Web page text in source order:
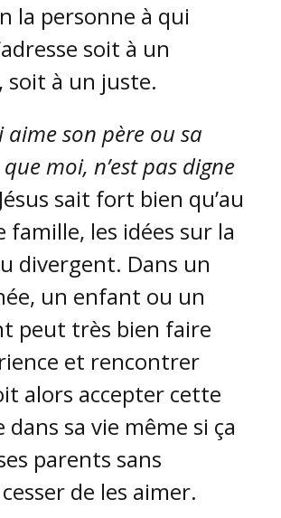
la personne à qui
soit à un
soit à un juste.
aime son père ou sa
moi, n’est pas digne
sait fort bien qu’au
famille, les idées sur la
divergent. Dans un
un enfant ou un
peut très bien faire
et rencontrer
alors accepter cette
sa vie même si ça
parents sans
de les aimer.